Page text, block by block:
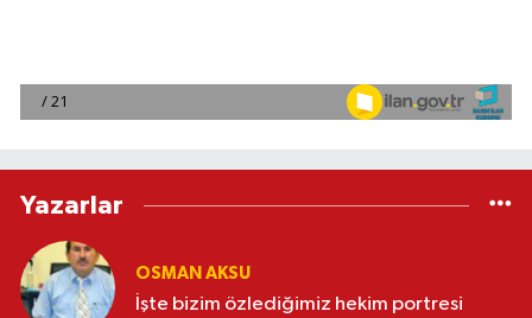
Yazarlar
OSMAN AKSU
İşte bizim özlediğimiz hekim portresi